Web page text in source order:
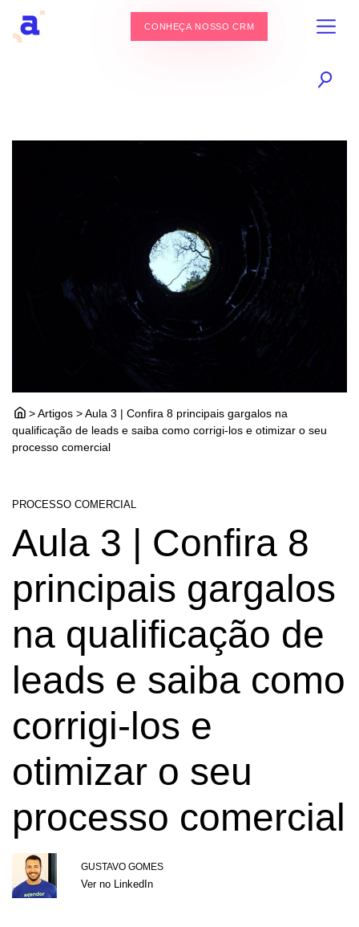
CONHEÇA NOSSO CRM
> Artigos > Aula 3 | Confira 8 principais gargalos na
qualificação de leads e saiba como corrigi-los e otimizar o seu
processo comercial
PROCESSO COMERCIAL
Aula 3 | Confira 8
principais gargalos
na qualificação de
leads e saiba como
corrigi-los e
otimizar o seu
processo comercial
GUSTAVO GOMES
Ver no LinkedIn